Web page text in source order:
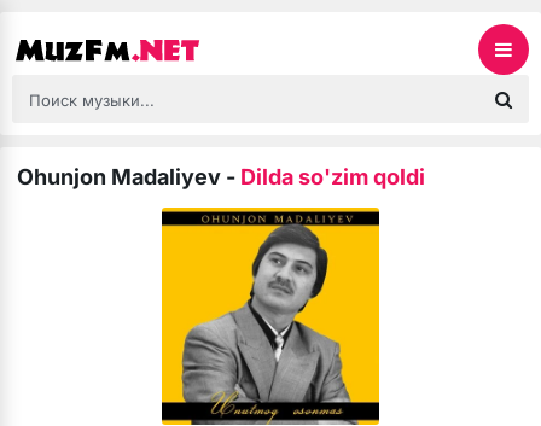
Ohunjon Madaliyev - Dilda so'zim qoldi